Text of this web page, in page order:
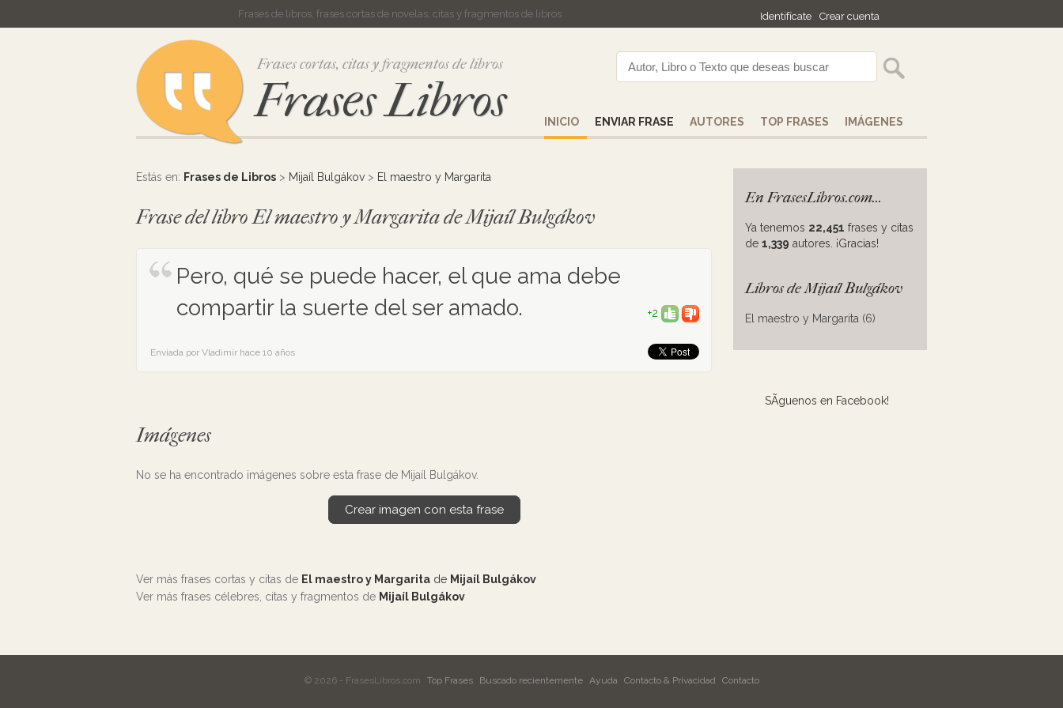
Identifícate Crear cuenta
Frases de libros, frases cortas de novelas, citas y fragmentos de libros
Frases cortas, citas y fragmentos de libros
Frases Libros INICIO ENVIAR FRASE AUTORES TOP FRASES IMÁGENES
Estás en: Frases de Libros > Mijaíl Bulgákov > El maestro y Margarita
Frase del libro El maestro y Margarita de Mijaíl Bulgákov
Pero, qué se puede hacer, el que ama debe
compartir la suerte del ser amado.
+2
Enviada por Vladimir hace 10 años
Imágenes
No se ha encontrado imágenes sobre esta frase de Mijaíl Bulgákov.
Crear imagen con esta frase
Ver más frases cortas y citas de El maestro y Margarita de Mijaíl Bulgákov
Ver más frases célebres, citas y fragmentos de Mijaíl Bulgákov
En FrasesLibros.com...
Ya tenemos 22,451 frases y citas
de 1,339 autores. ¡Gracias!
Libros de Mijaíl Bulgákov
El maestro y Margarita (6)
SÃ­guenos en Facebook!
© 2026 - FrasesLibros.com Top Frases Buscado recientemente Ayuda Contacto & Privacidad Contacto